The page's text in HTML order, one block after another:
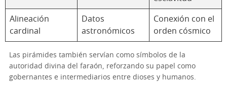
Alineación
cardinal
Datos
astronómicos
Conexión con el
orden cósmico
Las pirámides también servían como símbolos de la
autoridad divina del faraón, reforzando su papel como
gobernantes e intermediarios entre dioses y humanos.